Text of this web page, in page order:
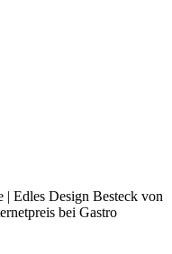
| Edles Design Besteck von
bei Gastro